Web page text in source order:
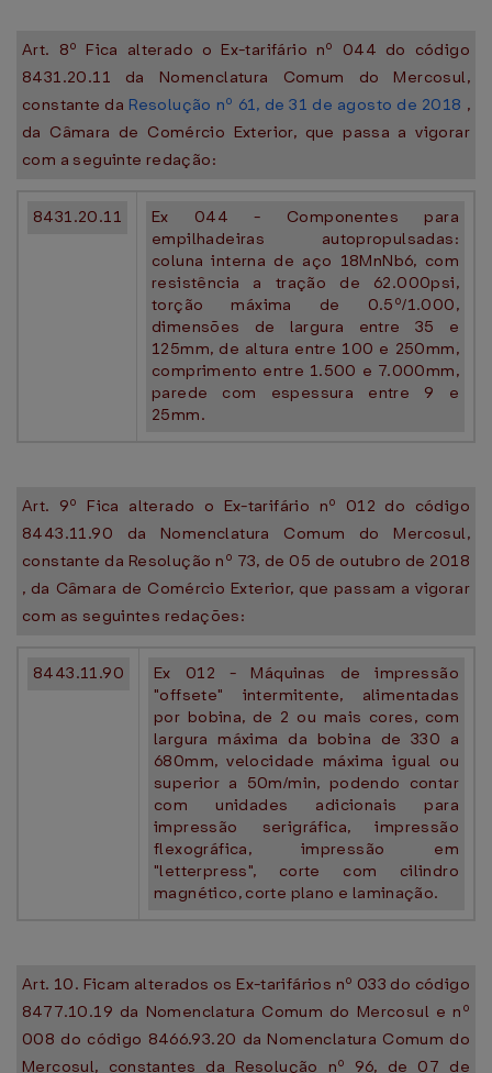
Art. 8º Fica alterado o Ex-tarifário nº 044 do código
8431.20.11 da Nomenclatura Comum do Mercosul,
constante da Resolução nº 61, de 31 de agosto de 2018 ,
da Câmara de Comércio Exterior, que passa a vigorar
com a seguinte redação:
8431.20.11
Ex 044 - Componentes para
empilhadeiras autopropulsadas:
coluna interna de aço 18MnNb6, com
resistência a tração de 62.000psi,
torção máxima de 0.5º/1.000,
dimensões de largura entre 35 e
125mm, de altura entre 100 e 250mm,
comprimento entre 1.500 e 7.000mm,
parede com espessura entre 9 e
25mm.
Art. 9º Fica alterado o Ex-tarifário nº 012 do código
8443.11.90 da Nomenclatura Comum do Mercosul,
constante da Resolução nº 73, de 05 de outubro de 2018
, da Câmara de Comércio Exterior, que passam a vigorar
com as seguintes redações:
8443.11.90
Ex 012 - Máquinas de impressão
"offsete" intermitente, alimentadas
por bobina, de 2 ou mais cores, com
largura máxima da bobina de 330 a
680mm, velocidade máxima igual ou
superior a 50m/min, podendo contar
com unidades adicionais para
impressão serigráfica, impressão
flexográfica, impressão em
"letterpress", corte com cilindro
magnético, corte plano e laminação.
Art. 10. Ficam alterados os Ex-tarifários nº 033 do código
8477.10.19 da Nomenclatura Comum do Mercosul e nº
008 do código 8466.93.20 da Nomenclatura Comum do
Mercosul, constantes da Resolução nº 96, de 07 de